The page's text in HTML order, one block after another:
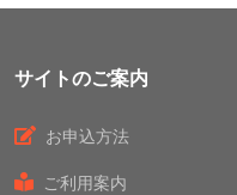
サイトのご案内
お申込方法
ご利用案内